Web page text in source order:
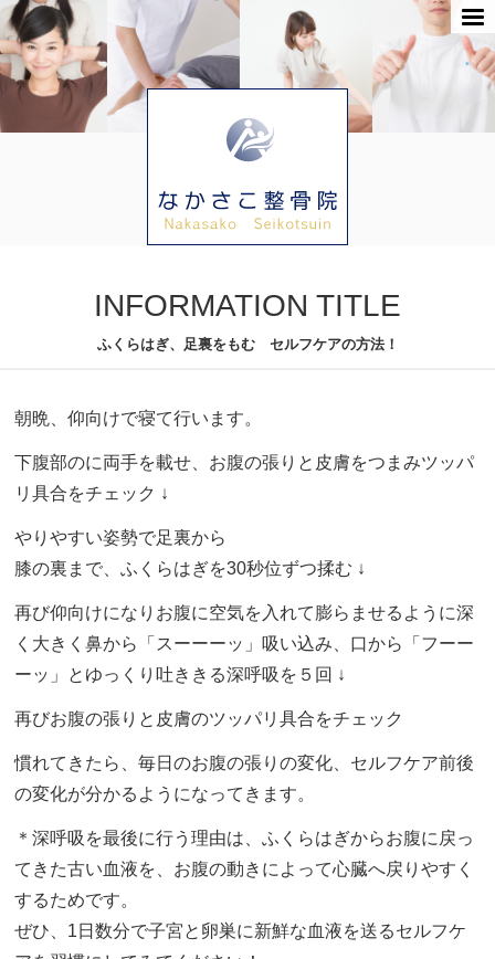
INFORMATION TITLE
ふくらはぎ、足裏をもむ セルフケアの方法！
朝晩、仰向けで寝て行います。
下腹部のに両手を載せ、お腹の張りと皮膚をつまみツッパ
リ具合をチェック ↓
やりやすい姿勢で足裏から
膝の裏まで、ふくらはぎを30秒位ずつ揉む ↓
再び仰向けになりお腹に空気を入れて膨らませるように深
く大きく鼻から「スーーーッ」吸い込み、口から「フーー
ーッ」とゆっくり吐ききる深呼吸を５回 ↓
再びお腹の張りと皮膚のツッパリ具合をチェック
慣れてきたら、毎日のお腹の張りの変化、セルフケア前後
の変化が分かるようになってきます。
＊深呼吸を最後に行う理由は、ふくらはぎからお腹に戻っ
てきた古い血液を、お腹の動きによって心臓へ戻りやすく
するためです。
ぜひ、1日数分で子宮と卵巣に新鮮な血液を送るセルフケ